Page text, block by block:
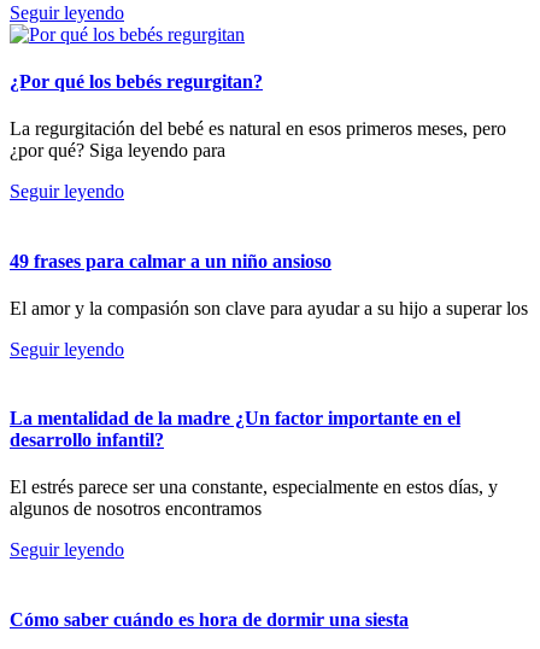
Seguir leyendo
¿Por qué los bebés regurgitan?
La regurgitación del bebé es natural en esos primeros meses, pero
¿por qué? Siga leyendo para
Seguir leyendo
49 frases para calmar a un niño ansioso
El amor y la compasión son clave para ayudar a su hijo a superar los
Seguir leyendo
La mentalidad de la madre ¿Un factor importante en el
desarrollo infantil?
El estrés parece ser una constante, especialmente en estos días, y
algunos de nosotros encontramos
Seguir leyendo
Cómo saber cuándo es hora de dormir una siesta